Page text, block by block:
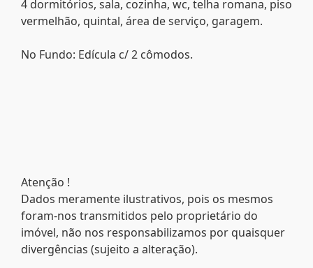
4 dormitórios, sala, cozinha, wc, telha romana, piso
vermelhão, quintal, área de serviço, garagem.
No Fundo: Edícula c/ 2 cômodos.
Atenção !
Dados meramente ilustrativos, pois os mesmos
foram-nos transmitidos pelo proprietário do
imóvel, não nos responsabilizamos por quaisquer
divergências (sujeito a alteração).